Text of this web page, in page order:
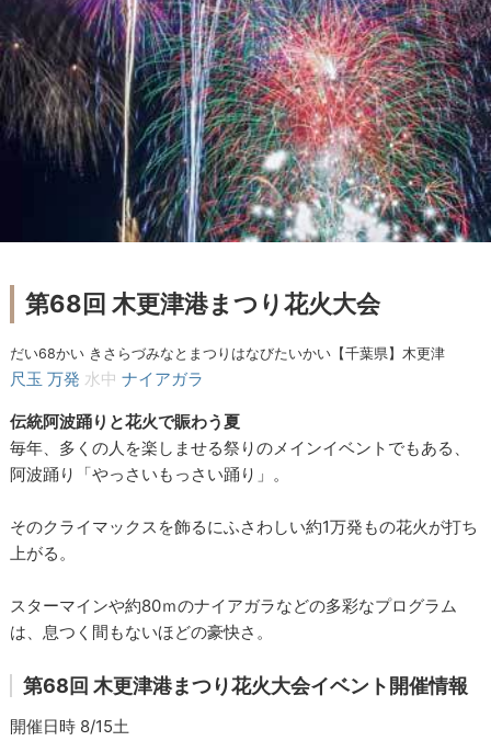
第68回 木更津港まつり花火大会
だい68かい きさらづみなとまつりはなびたいかい【千葉県】木更津
尺玉 万発 水中 ナイアガラ
伝統阿波踊りと花火で賑わう夏
毎年、多くの人を楽しませる祭りのメインイベントでもある、
阿波踊り「やっさいもっさい踊り」。
そのクライマックスを飾るにふさわしい約1万発もの花火が打ち
上がる。
スターマインや約80ｍのナイアガラなどの多彩なプログラム
は、息つく間もないほどの豪快さ。
第68回 木更津港まつり花火大会イベント開催情報
開催日時 8/15土